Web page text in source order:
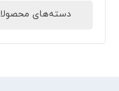
دسته‌های